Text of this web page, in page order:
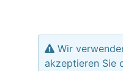
Wir
akzeptieren Sie